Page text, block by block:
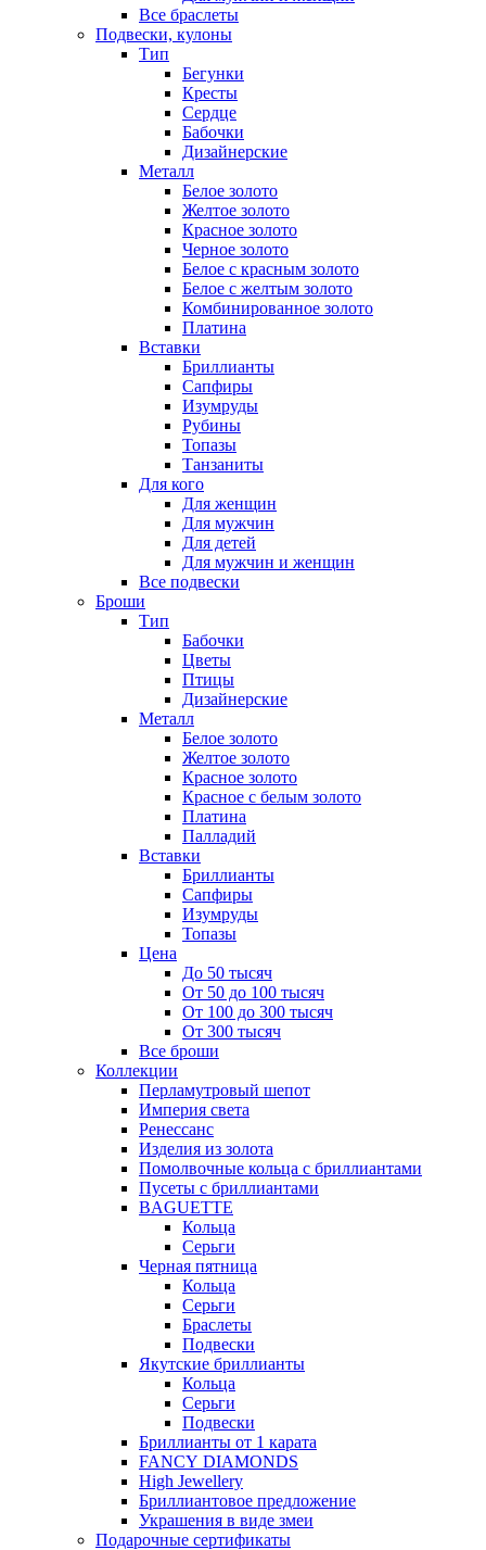
Все браслеты
Подвески, кулоны
Тип
Бегунки
Кресты
Сердце
Бабочки
Дизайнерские
Металл
Белое золото
Желтое золото
Красное золото
Черное золото
Белое с красным золото
Белое с желтым золото
Комбинированное золото
Платина
Вставки
Бриллианты
Сапфиры
Изумруды
Рубины
Топазы
Танзаниты
Для кого
Для женщин
Для мужчин
Для детей
Для мужчин и женщин
Все подвески
Броши
Тип
Бабочки
Цветы
Птицы
Дизайнерские
Металл
Белое золото
Желтое золото
Красное золото
Красное с белым золото
Платина
Палладий
Вставки
Бриллианты
Сапфиры
Изумруды
Топазы
Цена
До 50 тысяч
От 50 до 100 тысяч
От 100 до 300 тысяч
От 300 тысяч
Все броши
Коллекции
Перламутровый шепот
Империя света
Ренессанс
Изделия из золота
Помолвочные кольца с бриллиантами
Пусеты с бриллиантами
BAGUETTE
Кольца
Серьги
Черная пятница
Кольца
Серьги
Браслеты
Подвески
Якутские бриллианты
Кольца
Серьги
Подвески
Бриллианты от 1 карата
FANCY DIAMONDS
High Jewellery
Бриллиантовое предложение
Украшения в виде змеи
Подарочные сертификаты